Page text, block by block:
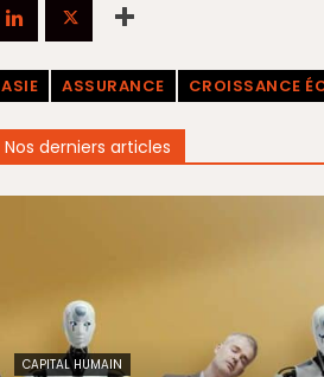
ASIE ASSURANCE CROISSANCE
Nos derniers articles
CAPITAL HUMAIN